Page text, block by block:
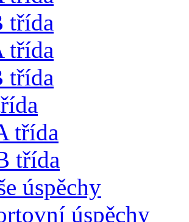
třída
třída
třída
třída
třída
úspěchy
úspěchy